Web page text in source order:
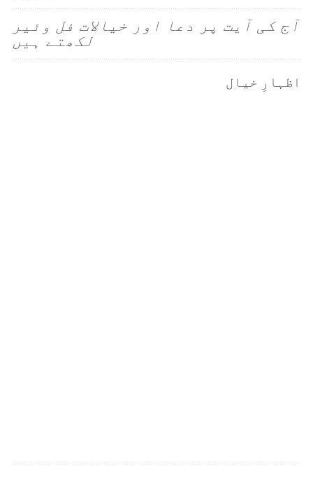
آج کی آیت پر دعا اور خیالات فل وئیر
لکھتے ہیں
اظہارِ خیال